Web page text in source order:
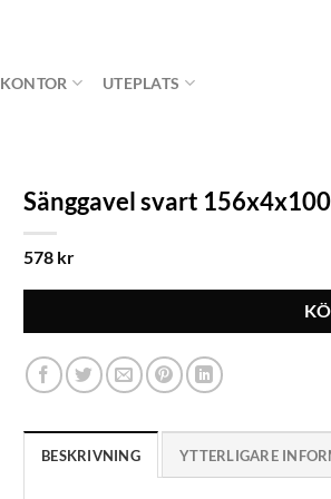
KONTOR UTEPLATS
Sänggavel svart
578 kr
BESKRIVNING YTTERLIGARE